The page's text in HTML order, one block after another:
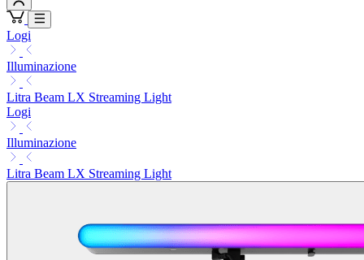
Logi
Illuminazione
Litra Beam LX Streaming Light
Logi
Illuminazione
Litra Beam LX Streaming Light